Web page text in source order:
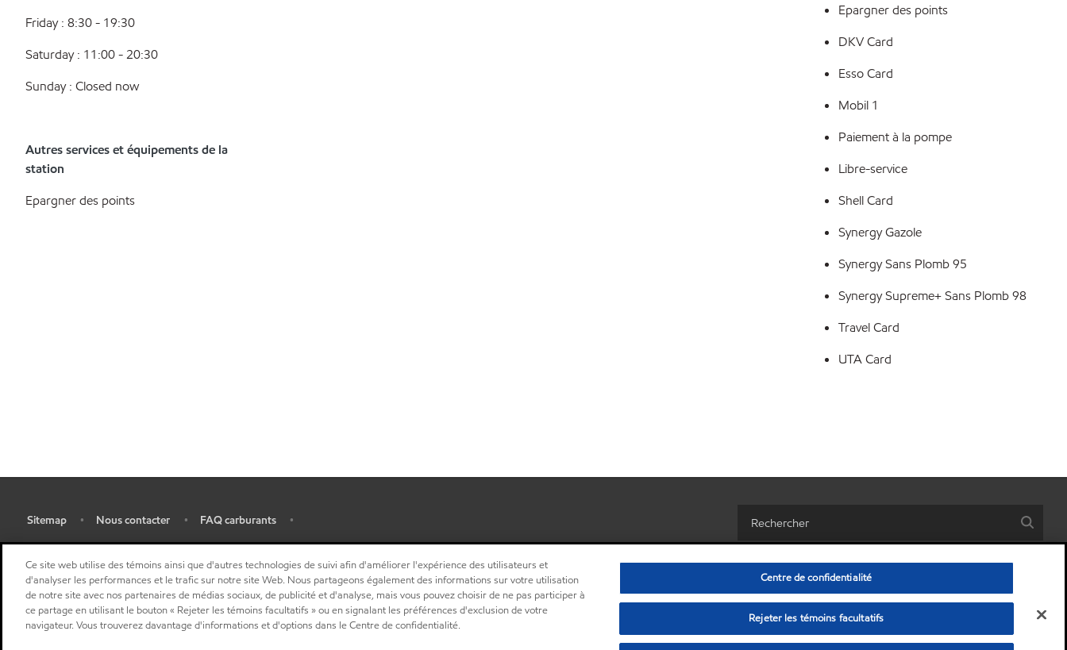
Friday : 8:30 - 19:30
Saturday : 11:00 - 20:30
Sunday : Closed now
Autres services et équipements de la
station
Epargner des points
Epargner des points
DKV Card
Esso Card
Mobil 1
Paiement à la pompe
Libre-service
Shell Card
Synergy Gazole
Synergy Sans Plomb 95
Synergy Supreme+ Sans Plomb 98
Travel Card
UTA Card
Sitemap • Nous contacter • FAQ carburants •
Centre de confidentialité (Ne pas vendre ou partager mes informations personnelles)
© Copyright 2003-2026Exxon Mobil Corporation. Alle rechten voorbehouden
Ce site web utilise des témoins ainsi que d'autres technologies de suivi afin d'améliorer l'expérience des utilisateurs et
d'analyser les performances et le trafic sur notre site Web. Nous partageons également des informations sur votre utilisation
de notre site avec nos partenaires de médias sociaux, de publicité et d'analyse, mais vous pouvez choisir de ne pas participer à
ce partage en utilisant le bouton « Rejeter les témoins facultatifs » ou en signalant les préférences d'exclusion de votre
navigateur. Vous trouverez davantage d'informations et d'options dans le Centre de confidentialité.
Centre de confidentialité
Rejeter les témoins facultatifs